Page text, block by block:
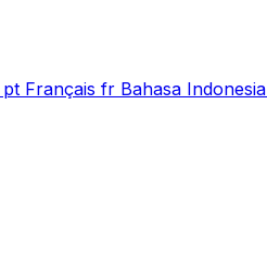
pt Français fr Bahasa Indonesia